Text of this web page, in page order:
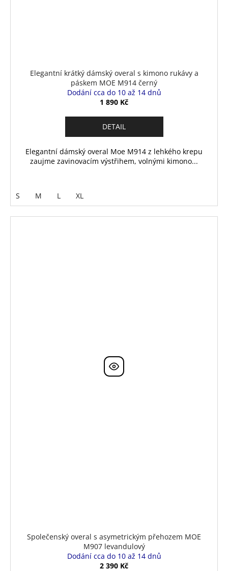
Elegantní krátký dámský overal s kimono rukávy a
páskem MOE M914 černý
Dodání cca do 10 až 14 dnů
1 890 Kč
DETAIL
Elegantní dámský overal Moe M914 z lehkého krepu
zaujme zavinovacím výstřihem, volnými kimono...
S M L XL
Společenský overal s asymetrickým přehozem MOE
M907 levandulový
Dodání cca do 10 až 14 dnů
2 390 Kč